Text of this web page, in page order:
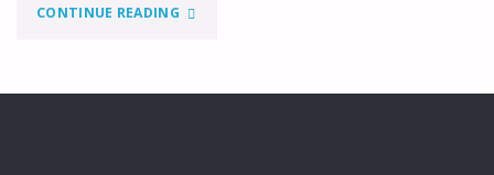
CONTINUE READING"MAS
DESCANSO!"